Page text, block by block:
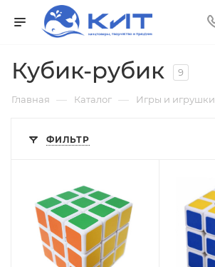
Кубик-рубик 9
Главная — Каталог — Игры и игрушки
ФИЛЬТР